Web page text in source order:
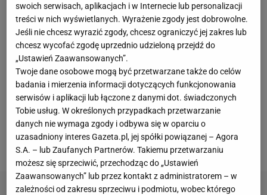
w Celticu Glasgow. - Podczas treningu chciałem
wykonać rzut wolny, ale Artur to kwestionował i
kazał mi dalej rozgrywać akcję. Krzyczał do mnie
"No dawaj!", a gdy odkrzyknąłem mu, że wolę
wykonać stały fragment, zaczął do mnie biec.
Chwilę później probował mnie uderzyć, ale
odsunąłem się, a on się przewrócił. Pytałem go, w co
on gra, a on stwierdził tylko, że później mnie
dopadnie - opisywał McGeady.
swoich serwisach, aplikacjach i w Internecie lub personalizacji
treści w nich wyświetlanych. Wyrażenie zgody jest dobrowolne.
Jeśli nie chcesz wyrazić zgody, chcesz ograniczyć jej zakres lub
chcesz wycofać zgodę uprzednio udzieloną przejdź do
„Ustawień Zaawansowanych”.
Twoje dane osobowe mogą być przetwarzane także do celów
badania i mierzenia informacji dotyczących funkcjonowania
serwisów i aplikacji lub łączone z danymi dot. świadczonych
Tobie usług. W określonych przypadkach przetwarzanie
danych nie wymaga zgody i odbywa się w oparciu o
uzasadniony interes Gazeta.pl, jej spółki powiązanej – Agora
S.A. – lub Zaufanych Partnerów. Takiemu przetwarzaniu
możesz się sprzeciwić, przechodząc do „Ustawień
Zaawansowanych” lub przez kontakt z administratorem – w
zależności od zakresu sprzeciwu i podmiotu, wobec którego